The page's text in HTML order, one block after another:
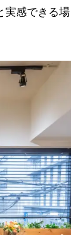
感できる